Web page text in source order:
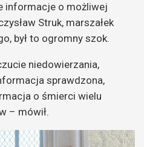
informacje o możliwej
Struk, marszałek
był to ogromny szok.
niedowierzania,
sprawdzona,
o śmierci wielu
– mówił.